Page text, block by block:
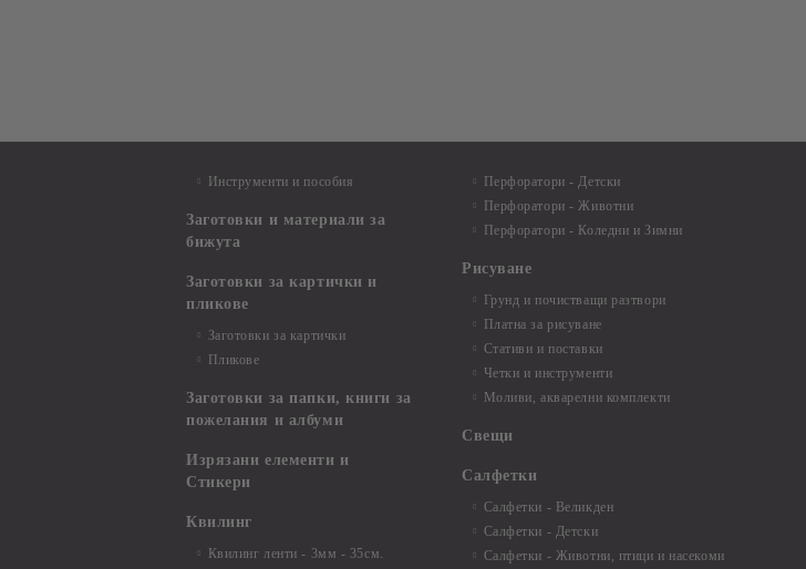
Инструменти и пособия
Заготовки и материали за
бижута
Заготовки за картички и
пликове
Заготовки за картички
Пликове
Заготовки за папки, книги за
пожелания и албуми
Изрязани елементи и
Стикери
Квилинг
Квилинг ленти - 3мм - 35см.
Перфоратори - Детски
Перфоратори - Животни
Перфоратори - Коледни и Зимни
Рисуване
Грунд и почистващи разтвори
Платна за рисуване
Стативи и поставки
Четки и инструменти
Моливи, акварелни комплекти
Свещи
Салфетки
Салфетки - Великден
Салфетки - Детски
Салфетки - Животни, птици и насекоми